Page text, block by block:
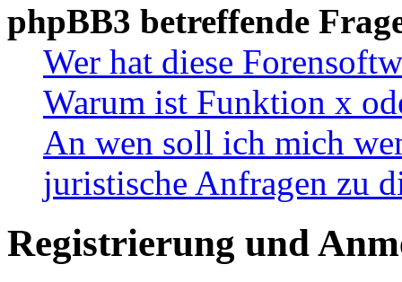
phpBB3 betreffende
Wer hat diese
Warum ist Funktion x
An wen soll ich mich
juristische Anfragen zu
Registrierung und